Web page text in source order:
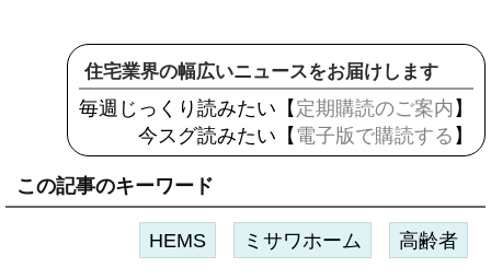
住宅業界の幅広いニュースをお届けします
毎週じっくり読みたい【 定期購読のご案内 】
今スグ読みたい【 電子版で購読する 】
この記事のキーワード
HEMS ミサワホーム 高齢者